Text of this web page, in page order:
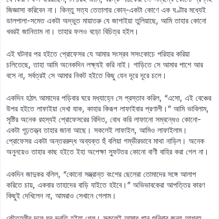
জিজ্ঞাসা করিবেন না। কিন্তু সত্য তেতালার কোন্‌-একটা কোণে এক ঘণ্টার মধ্যেই
ডালপালা-সমেত একটা অদ্ভুত মায়াতরু যে জাগাইয়া তুলিয়াছে, আমি তাহার কোনো
খবরই জানিতাম না। তাহার ফলও বড়ো বিচিত্র হইল।
এই ঘটনার পর হইতে প্রোফেসর যে আমার সংস্রব সসংকোচে পরিহার করিয়া
চলিতেছে, তাহা আমি অনেকদিন লক্ষ্যই করি নাই। গাড়িতে সে আমার পাশে আর
বসে না, সর্বত্রই সে আমার নিকট হইতে কিছু যেন দূরে দূরে চলে।
একদিন হঠাৎ আমাদের পড়িবার ঘরে মধ্যাহ্নে সে প্রস্তাব করিল, “এসো, এই বেঞ্চের
উপর হইতে লাফাইয়া দেখা যাক, কাহার কিরূপ লাফাইবার প্রণালী।” আমি ভাবিলাম,
সৃষ্টির অনেক রহস্যই প্রোফেসরের বিদিত, বোধ করি লাফানো সম্বন্ধেও কোনো-
একটা গূঢ়তত্ত্ব তাহার জানা আছে। সকলেই লাফাইল, আমিও লাফাইলাম।
প্রোফেসর একটা অন্তররুদ্ধ অব্যক্ত হুঁ বলিয়া গম্ভীরভাবে মাথা নাড়িল। অনেক
অনুনয়েও তাহার কাছ হইতে ইহা অপেক্ষা স্ফুটতর কোনো বাণী বাহির করা গেল না।
একদিন জাদুকর বলিল, “কোনো সম্ভ্রান্ত বংশের ছেলেরা তোমাদের সঙ্গে আলাপ
করিতে চায়, একবার তাহাদের বাড়ি যাইতে হইবে।” অভিভাবকেরা আপত্তির কারণ
কিছুই দেখিলেন না, আমরাও সেখানে গেলাম।